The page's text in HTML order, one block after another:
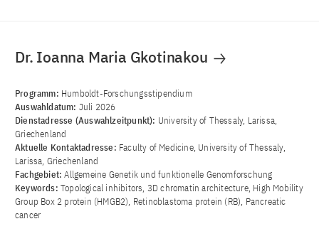
Dr. Ioanna Maria Gkotinakou
Programm: Humboldt-Forschungsstipendium
Auswahldatum: Juli 2026
Dienstadresse (Auswahlzeitpunkt): University of Thessaly, Larissa,
Griechenland
Aktuelle Kontaktadresse: Faculty of Medicine, University of Thessaly,
Larissa, Griechenland
Fachgebiet:Allgemeine Genetik und funktionelle Genomforschung
Keywords: Topological inhibitors, 3D chromatin architecture, High Mobility
Group Box 2 protein (HMGB2), Retinoblastoma protein (RB), Pancreatic
cancer